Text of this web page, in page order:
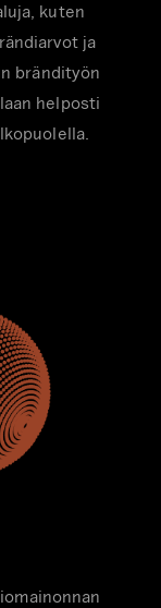
kuten
ja
brändityön
helposti